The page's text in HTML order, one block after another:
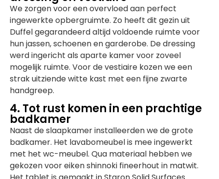
We zorgen voor een overvloed aan perfect
ingewerkte opbergruimte. Zo heeft dit gezin uit
Duffel gegarandeerd altijd voldoende ruimte voor
hun jassen, schoenen en garderobe. De dressing
werd ingericht als aparte kamer voor zoveel
mogelijk ruimte. Voor de vestiaire kozen we een
strak uitziende witte kast met een fijne zwarte
handgreep.
4. Tot rust komen in een prachtige
badkamer
Naast de slaapkamer installeerden we de grote
badkamer. Het lavabomeubel is mee ingewerkt
met het wc-meubel. Qua materiaal hebben we
gekozen voor eiken shinnoki fineerhout in matwit.